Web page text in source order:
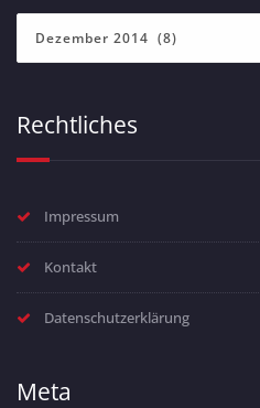
Rechtliches
Impressum
Kontakt
Datenschutzerklärung
Meta